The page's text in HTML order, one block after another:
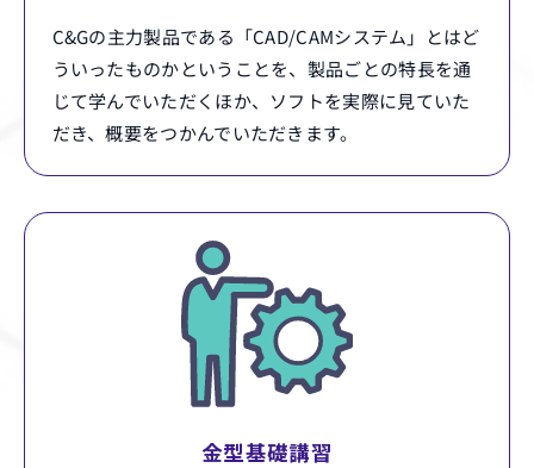
C&Gの主力製品である「CAD/CAMシステム」とはど
ういったものかということを、製品ごとの特長を通
じて学んでいただくほか、ソフトを実際に見ていた
だき、概要をつかんでいただきます。
金型基礎講習